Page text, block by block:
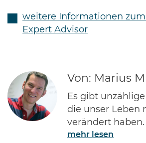
weitere Informationen
Expert Advisor
Von: Marius
Es gibt
die unser Leben
verändert
des Internets
mehr lesen